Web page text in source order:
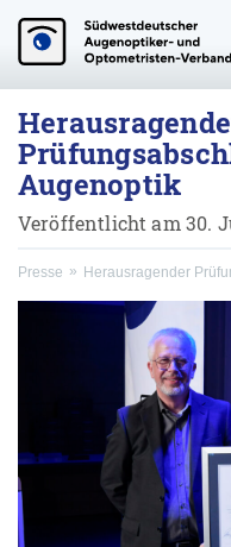
Augenoptik
Veröffentlicht am 30.
Presse Herausragender